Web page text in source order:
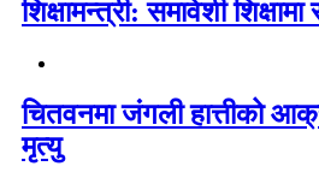
शिक्षामन्त्री: समावेशी
चितवनमा जंगली हात्तीको
मृत्यु